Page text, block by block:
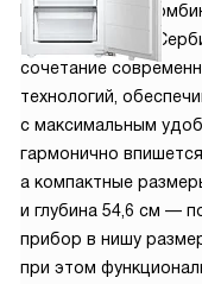
Встраиваемый
RBC576DNC1 из
сочетание
технологий,
с максимальным
гармонично
а компактные
и глубина 54,6 см —
прибор в нишу
при этом